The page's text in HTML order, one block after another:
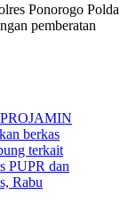
Ponorogo Polda
pemberatan
berkas
terkait
PUPR dan
Rabu